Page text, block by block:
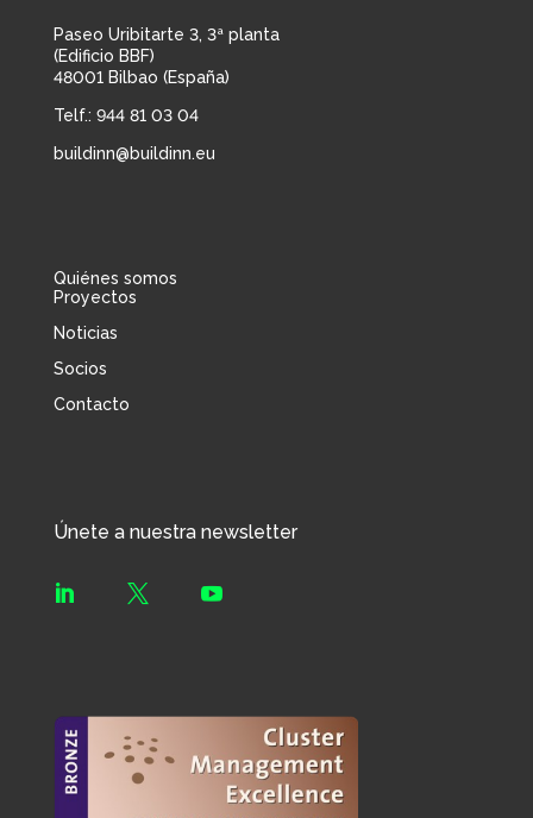
Paseo Uribitarte 3, 3ª planta
(Edificio BBF)
48001 Bilbao (España)
Telf.: 944 81 03 04
buildinn@buildinn.eu
Quiénes somos
Proyectos
Noticias
Socios
Contacto
Únete a nuestra newsletter
  